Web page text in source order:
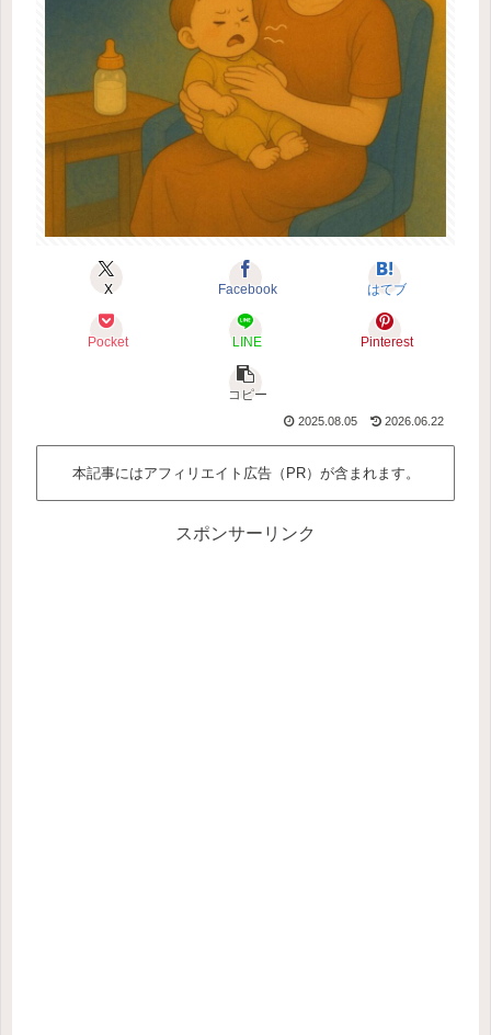
X Facebook はてブ
Pocket LINE Pinterest
コピー
2025.08.05 2026.06.22
本記事にはアフィリエイト広告（PR）が含まれます。
スポンサーリンク